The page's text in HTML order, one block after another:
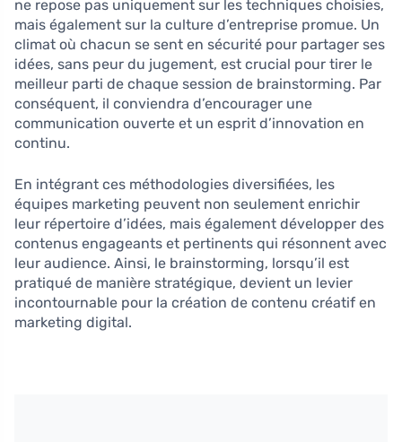
ne repose pas uniquement sur les techniques choisies,
mais également sur la culture d’entreprise promue. Un
climat où chacun se sent en sécurité pour partager ses
idées, sans peur du jugement, est crucial pour tirer le
meilleur parti de chaque session de brainstorming. Par
conséquent, il conviendra d’encourager une
communication ouverte et un esprit d’innovation en
continu.
En intégrant ces méthodologies diversifiées, les
équipes marketing peuvent non seulement enrichir
leur répertoire d’idées, mais également développer des
contenus engageants et pertinents qui résonnent avec
leur audience. Ainsi, le brainstorming, lorsqu’il est
pratiqué de manière stratégique, devient un levier
incontournable pour la création de contenu créatif en
marketing digital.